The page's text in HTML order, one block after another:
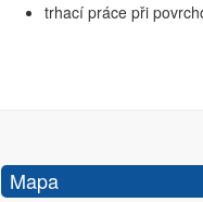
trhací práce při
Mapa